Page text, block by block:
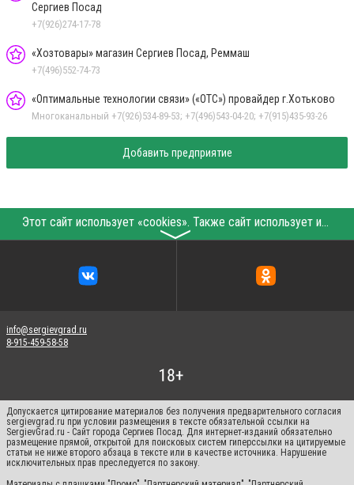
Сергиев Посад
+7(926)274-17-78
«Хозтовары» магазин Сергиев Посад, Реммаш
+7(496)552-74-73
«Оптимальные технологии связи» («ОТС») провайдер г.Хотьково
Многоканальный +7(926)534-89-53; +7(496)543-04-20; +7(915)435-93-26
Добавить предприятие
Этот сайт использует «cookies». Также сайт использует интернет-сервис для сбора технических данных касательно посетителей с целью получения маркетинговой и статистической информации. Условия обработки данных посетителей сайта см.
〉
info@sergievgrad.ru
8-915-459-58-58
Допускается цитирование материалов без получения предварительного согласия
sergievgrad.ru при условии размещения в тексте обязательной ссылки на
SergievGrad.ru - Сайт города Сергиев Посад. Для интернет-изданий обязательно
размещение прямой, открытой для поисковых систем гиперссылки на цитируемые
статьи не ниже второго абзаца в тексте или в качестве источника. Нарушение
исключительных прав преследуется по закону.